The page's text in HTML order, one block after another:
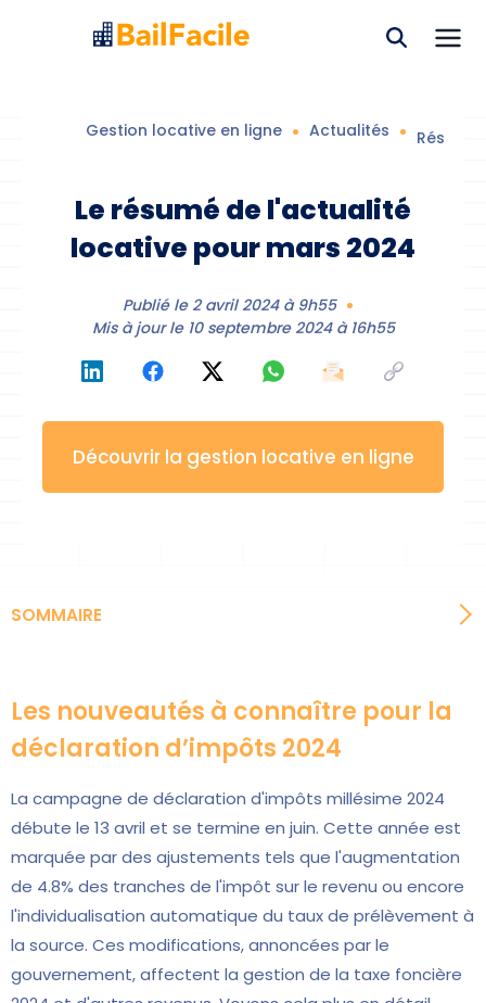
Gestion locative en ligne Actualités
Le résumé de l'actualité
locative pour mars 2024
Publié le 2 avril 2024 à 9h55
Mis à jour le 10 septembre 2024 à 16h55
Découvrir la gestion locative en ligne
SOMMAIRE
Les nouveautés à connaître pour la
déclaration d’impôts 2024
La campagne de déclaration d'impôts millésime 2024
débute le 13 avril et se termine en juin. Cette année est
marquée par des ajustements tels que l'augmentation
de 4.8% des tranches de l'impôt sur le revenu ou encore
l'individualisation automatique du taux de prélèvement à
la source. Ces modifications, annoncées par le
gouvernement, affectent la gestion de la taxe foncière